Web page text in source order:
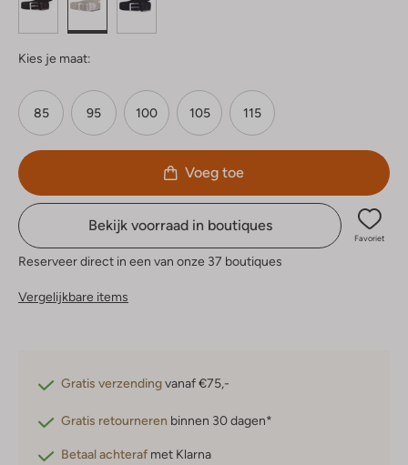
Kies je maat:
85 95 100 105 115
Voeg toe
Bekijk voorraad in boutiques
Favoriet
Reserveer direct in een van onze 37 boutiques
Vergelijkbare items
Gratis verzendingvanaf €75,-
Gratis retourneren binnen 30 dagen*
Betaal achteraf met Klarna